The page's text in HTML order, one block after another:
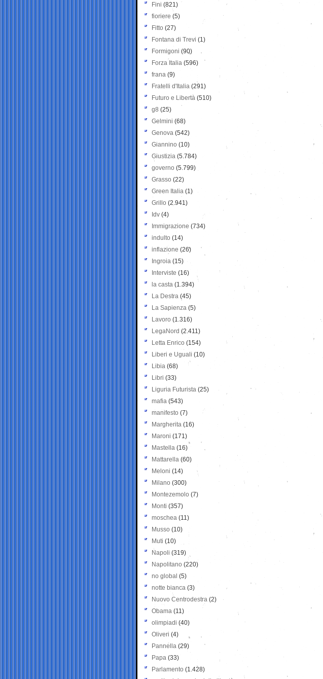
Fini (821)
fioriere (5)
Fitto (27)
Fontana di Trevi (1)
Formigoni (90)
Forza Italia (596)
frana (9)
Fratelli d'Italia (291)
Futuro e Libertà (510)
g8 (25)
Gelmini (68)
Genova (542)
Giannino (10)
Giustizia (5.784)
governo (5.799)
Grasso (22)
Green Italia (1)
Grillo (2.941)
Idv (4)
Immigrazione (734)
indulto (14)
inflazione (26)
Ingroia (15)
Interviste (16)
la casta (1.394)
La Destra (45)
La Sapienza (5)
Lavoro (1.316)
LegaNord (2.411)
Letta Enrico (154)
Liberi e Uguali (10)
Libia (68)
Libri (33)
Liguria Futurista (25)
mafia (543)
manifesto (7)
Margherita (16)
Maroni (171)
Mastella (16)
Mattarella (60)
Meloni (14)
Milano (300)
Montezemolo (7)
Monti (357)
moschea (11)
Musso (10)
Muti (10)
Napoli (319)
Napolitano (220)
no global (5)
notte bianca (3)
Nuovo Centrodestra (2)
Obama (11)
olimpiadi (40)
Oliveri (4)
Pannella (29)
Papa (33)
Parlamento (1.428)